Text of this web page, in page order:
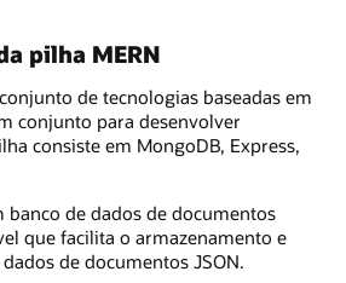
pilha MERN
de tecnologias baseadas em
conjunto para desenvolver
consiste em MongoDB, Express,
banco de dados de documentos
que facilita o armazenamento e
de documentos JSON.